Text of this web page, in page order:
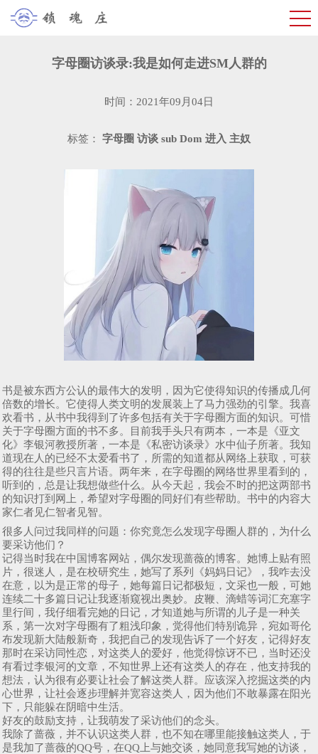
字母圈访谈录:我是如何走进SM人群的
时间：2021年09月04日
标签： 字母圈 访谈 sub Dom 进入 主奴
书是被东西方公认的最伟大的发明，因为它使得知识的传播成几何
倍数的增长。它使得人类文明的发展装上了马力强劲的引擎。我喜
欢看书，从书中我得到了许多包括有关于字母圈方面的知识。可惜
关于字母圈方面的书不多。目前我手头只有两本，一本是《亚文
化》李银河教授所著，一本是《私密访谈录》水中仙子所著。我知
道现在人的已经不太爱看书了，所需的知道都从网络上获取，可获
得的往往是些只言片语。两年来，在字母圈的网络世界里看到的，
听到的，总是让我想做些什么。从今天起，我会不时的把这两部书
的知识打到网上，希望对字母圈的同好们有些帮助。书中的内容大
家仁者见仁智者见智。
很多人问过我同样的问题：你究竟怎么发现字母圈人群的，为什么
要采访他们？
记得当时我在中国博客网站，偶尔发现蔷薇的博客。她博上贴有照
片，很迷人，是在校研究生，她写了系列《妈妈日记》，我咋去没
在意，以为是正常的母子，她每篇日记都极短，文采也一般，可她
连续二十多篇日记让我逐渐窥视出奥妙。皮鞭、滴蜡等词汇充塞字
里行间，我仔细看完她的日记，才知道她与所谓的儿子是一种关
系，第一次对字母圈有了粗浅印象，觉得他们特别诡异，宛如哥伦
布发现新大陆般新奇，我把自己的发现告诉了一个好友，记得好友
那时在采访同性恋，对这类人的爱好，他觉得惊讶不已，当时还没
有看过李银河的文章，不知世界上还有这类人的存在，他支持我的
想法，认为很有必要让社会了解这类人群。应该深入挖掘这类的内
心世界，让社会逐步理解并宽容这类人，因为他们不敢暴露在阳光
下，只能躲在阴暗中生活。
好友的鼓励支持，让我萌发了采访他们的念头。
我除了蔷薇，并不认识这类人群，也不知在哪里能接触这类人，于
是我加了蔷薇的QQ号，在QQ上与她交谈，她同意我写她的访谈，